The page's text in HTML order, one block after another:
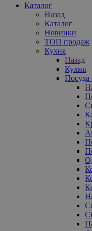
Каталог
Назад
Каталог
Новинки
ТОП продаж
Кухня
Назад
Кухня
Посуда